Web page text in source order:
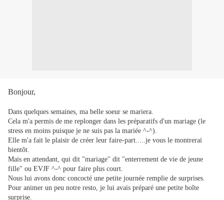
Bonjour,
Dans quelques semaines, ma belle soeur se mariera.
Cela m'a permis de me replonger dans les préparatifs d'un mariage (le
stress en moins puisque je ne suis pas la mariée ^-^).
Elle m'a fait le plaisir de créer leur faire-part.....je vous le montrerai
bientôt.
Mais en attendant, qui dit "mariage" dit "enterrement de vie de jeune
fille" ou EVJF ^-^ pour faire plus court.
Nous lui avons donc concocté une petite journée remplie de surprises.
Pour animer un peu notre resto, je lui avais préparé une petite boîte
surprise.